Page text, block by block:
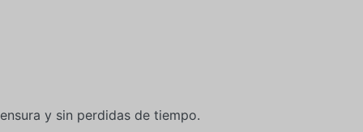
y sin perdidas de tiempo.